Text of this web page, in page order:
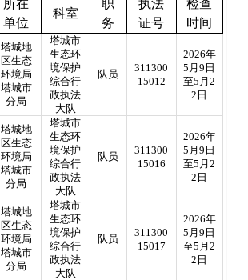
所在
单位
科室
职
务
执法
证号
检查
时间
塔城地
区生态
环境局
塔城市
分局
塔城市
生态环
境保护
综合行
政执法
大队
队员
311300
15012
2026年
5月9日
至5月2
2日
塔城地
区生态
环境局
塔城市
分局
塔城市
生态环
境保护
综合行
政执法
大队
队员
311300
15016
2026年
5月9日
至5月2
2日
塔城地
区生态
环境局
塔城市
分局
塔城市
生态环
境保护
综合行
政执法
大队
队员
311300
15017
2026年
5月9日
至5月2
2日